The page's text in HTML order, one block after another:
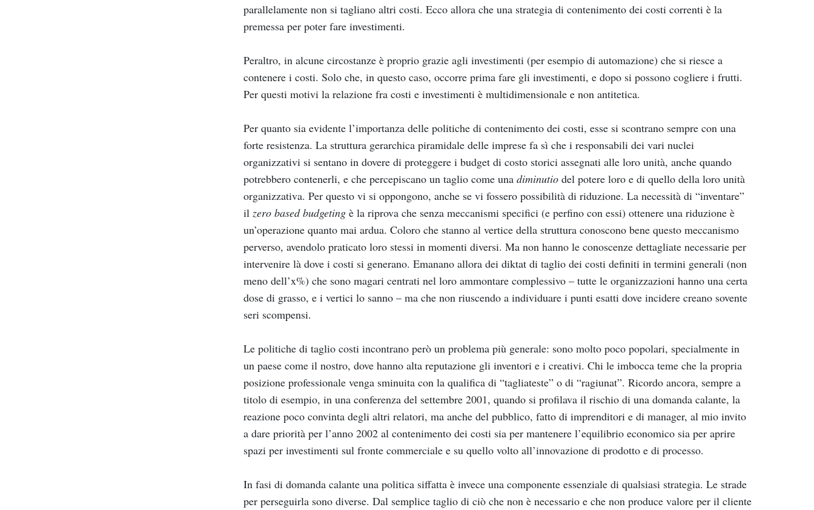
parallelamente non si tagliano altri costi. Ecco allora che una strategia di contenimento dei costi correnti è la
premessa per poter fare investimenti.
Peraltro, in alcune circostanze è proprio grazie agli investimenti (per esempio di automazione) che si riesce a
contenere i costi. Solo che, in questo caso, occorre prima fare gli investimenti, e dopo si possono cogliere i frutti.
Per questi motivi la relazione fra costi e investimenti è multidimensionale e non antitetica.
Per quanto sia evidente l’importanza delle politiche di contenimento dei costi, esse si scontrano sempre con una
forte resistenza. La struttura gerarchica piramidale delle imprese fa sì che i responsabili dei vari nuclei
organizzativi si sentano in dovere di proteggere i budget di costo storici assegnati alle loro unità, anche quando
potrebbero contenerli, e che percepiscano un taglio come una diminutio del potere loro e di quello della loro unità
organizzativa. Per questo vi si oppongono, anche se vi fossero possibilità di riduzione. La necessità di “inventare”
il zero based budgeting è la riprova che senza meccanismi specifici (e perfino con essi) ottenere una riduzione è
un’operazione quanto mai ardua. Coloro che stanno al vertice della struttura conoscono bene questo meccanismo
perverso, avendolo praticato loro stessi in momenti diversi. Ma non hanno le conoscenze dettagliate necessarie per
intervenire là dove i costi si generano. Emanano allora dei diktat di taglio dei costi definiti in termini generali (non
meno dell’x%) che sono magari centrati nel loro ammontare complessivo – tutte le organizzazioni hanno una certa
dose di grasso, e i vertici lo sanno – ma che non riuscendo a individuare i punti esatti dove incidere creano sovente
seri scompensi.
Le politiche di taglio costi incontrano però un problema più generale: sono molto poco popolari, specialmente in
un paese come il nostro, dove hanno alta reputazione gli inventori e i creativi. Chi le imbocca teme che la propria
posizione professionale venga sminuita con la qualifica di “tagliateste” o di “ragiunat”. Ricordo ancora, sempre a
titolo di esempio, in una conferenza del settembre 2001, quando si profilava il rischio di una domanda calante, la
reazione poco convinta degli altri relatori, ma anche del pubblico, fatto di imprenditori e di manager, al mio invito
a dare priorità per l’anno 2002 al contenimento dei costi sia per mantenere l’equilibrio economico sia per aprire
spazi per investimenti sul fronte commerciale e su quello volto all’innovazione di prodotto e di processo.
In fasi di domanda calante una politica siffatta è invece una componente essenziale di qualsiasi strategia. Le strade
per perseguirla sono diverse. Dal semplice taglio di ciò che non è necessario e che non produce valore per il cliente